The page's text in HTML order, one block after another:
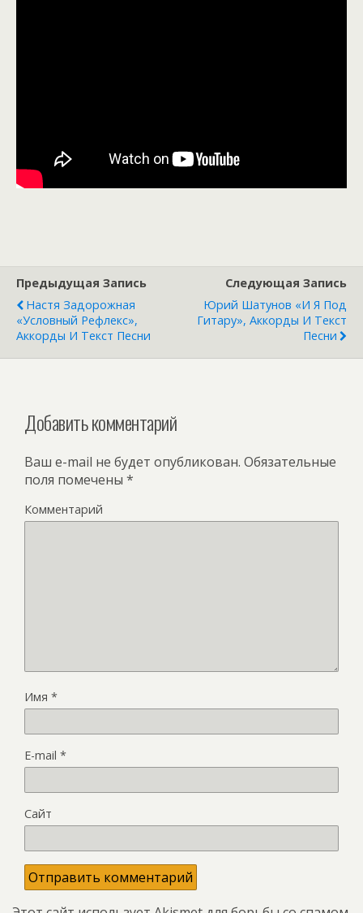
Предыдущая Запись
Настя Задорожная
«Условный Рефлекс»,
Аккорды И Текст Песни
Следующая Запись
Юрий Шатунов «И Я Под
Гитару», Аккорды И Текст
Песни
Добавить комментарий
Ваш e-mail не будет опубликован. Обязательные
поля помечены *
Комментарий
Имя *
E-mail *
Сайт